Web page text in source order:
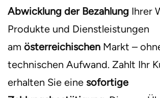
Abwicklung der Bezahlung Ihrer
Produkte und Dienstleistungen
am österreichischen Markt –
technischen Aufwand. Zahlt Ihr
erhalten Sie eine sofortige